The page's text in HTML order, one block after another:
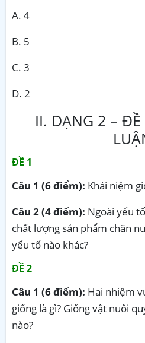
A. 4
B. 5
C. 3
D. 2
II. DẠNG 2 –
ĐỀ 1
Câu 1 (6 điểm): Khái niệm
Câu 2 (4 điểm): Ngoài yếu
chất lượng sản phẩm chăn
yếu tố nào khác?
ĐỀ 2
Câu 1 (6điểm): Hai nhiệm
giống là gì? Giống vật nuôi
nào?